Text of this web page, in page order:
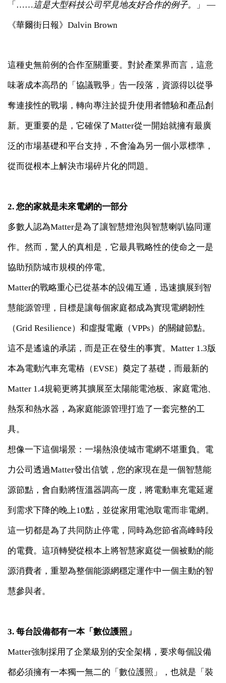
「……這是大型科技公司罕見地友好合作的例子。 」 —
《華爾街日報》Dalvin Brown
這種史無前例的合作至關重要。對於產業界而言，這意
味著成本高昂的「協議戰爭」告一段落，資源得以從爭
奪連接性的戰場，轉向專注於提升使用者體驗和產品創
新。更重要的是，它確保了Matter從一開始就擁有最廣
泛的市場基礎和平台支持，不會淪為另一個小眾標準，
從而從根本上解決市場碎片化的問題。
2. 您的家就是未來電網的一部分
多數人認為Matter是為了讓智慧燈泡與智慧喇叭協同運
作。然而，驚人的真相是，它最具戰略性的使命之一是
協助預防城市規模的停電。
Matter的戰略重心已從基本的設備互通，迅速擴展到智
慧能源管理，目標是讓每個家庭都成為實現電網韌性
（Grid Resilience）和虛擬電廠（VPPs）的關鍵節點。
這不是遙遠的承諾，而是正在發生的事實。Matter 1.3版
本為電動汽車充電樁（EVSE）奠定了基礎，而最新的
Matter 1.4規範更將其擴展至太陽能電池板、家庭電池、
熱泵和熱水器，為家庭能源管理打造了一套完整的工
具。
想像一下這個場景：一場熱浪使城市電網不堪重負。電
力公司透過Matter發出信號，您的家現在是一個智慧能
源節點，會自動將恆溫器調高一度，將電動車充電延遲
到需求下降的晚上10點，並從家用電池取電而非電網。
這一切都是為了共同防止停電，同時為您節省高峰時段
的電費。這項轉變從根本上將智慧家庭從一個被動的能
源消費者，重塑為整個能源網穩定運作中一個主動的智
慧參與者。
3. 每台設備都有一本「數位護照」
Matter強制採用了企業級別的安全架構，要求每個設備
都必須擁有一本獨一無二的「數位護照」，也就是「裝